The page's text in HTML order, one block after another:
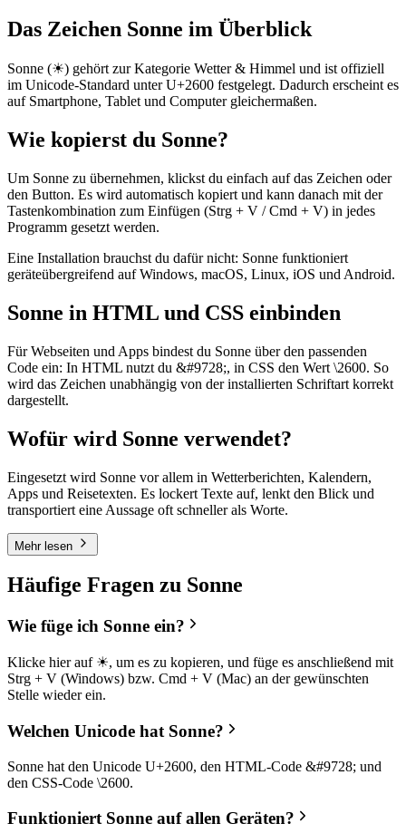
Das Zeichen Sonne im Überblick
Sonne (☀) gehört zur Kategorie Wetter & Himmel und ist offiziell
im Unicode-Standard unter U+2600 festgelegt. Dadurch erscheint es
auf Smartphone, Tablet und Computer gleichermaßen.
Wie kopierst du Sonne?
Um Sonne zu übernehmen, klickst du einfach auf das Zeichen oder
den Button. Es wird automatisch kopiert und kann danach mit der
Tastenkombination zum Einfügen (Strg + V / Cmd + V) in jedes
Programm gesetzt werden.
Eine Installation brauchst du dafür nicht: Sonne funktioniert
geräteübergreifend auf Windows, macOS, Linux, iOS und Android.
Sonne in HTML und CSS einbinden
Für Webseiten und Apps bindest du Sonne über den passenden
Code ein: In HTML nutzt du &#9728;, in CSS den Wert \2600. So
wird das Zeichen unabhängig von der installierten Schriftart korrekt
dargestellt.
Wofür wird Sonne verwendet?
Eingesetzt wird Sonne vor allem in Wetterberichten, Kalendern,
Apps und Reisetexten. Es lockert Texte auf, lenkt den Blick und
transportiert eine Aussage oft schneller als Worte.
Mehr lesen
Häufige Fragen zu Sonne
Wie füge ich Sonne ein?
Klicke hier auf ☀, um es zu kopieren, und füge es anschließend mit
Strg + V (Windows) bzw. Cmd + V (Mac) an der gewünschten
Stelle wieder ein.
Welchen Unicode hat Sonne?
Sonne hat den Unicode U+2600, den HTML-Code &#9728; und
den CSS-Code \2600.
Funktioniert Sonne auf allen Geräten?